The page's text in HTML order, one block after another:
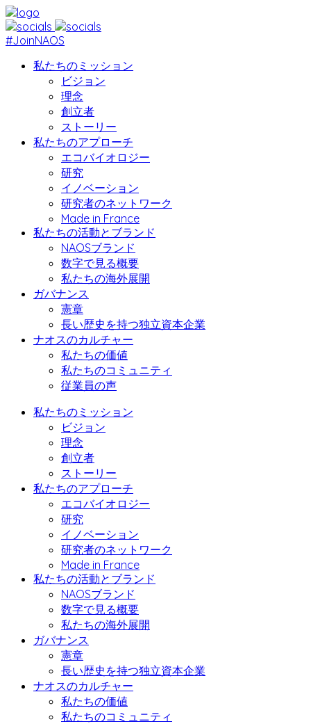
#JoinNAOS
私たちのミッション
ビジョン
理念
創立者
ストーリー
私たちのアプローチ
エコバイオロジー
研究
イノベーション
研究者のネットワーク
Made in France
私たちの活動とブランド
NAOSブランド
数字で見る概要
私たちの海外展開
ガバナンス
憲章
長い歴史を持つ独立資本企業
ナオスのカルチャー
私たちの価値
私たちのコミュニティ
従業員の声
私たちのミッション
ビジョン
理念
創立者
ストーリー
私たちのアプローチ
エコバイオロジー
研究
イノベーション
研究者のネットワーク
Made in France
私たちの活動とブランド
NAOSブランド
数字で見る概要
私たちの海外展開
ガバナンス
憲章
長い歴史を持つ独立資本企業
ナオスのカルチャー
私たちの価値
私たちのコミュニティ